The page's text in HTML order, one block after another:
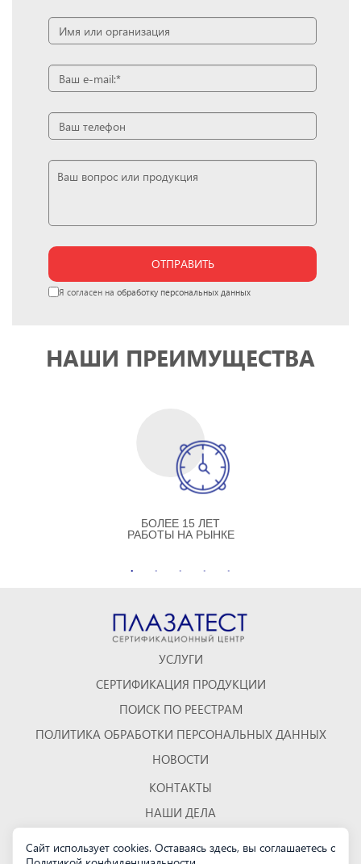
ОТПРАВИТЬ
Я согласен на обработку персональных данных
НАШИ ПРЕИМУЩЕСТВА
БОЛЕЕ 15 ЛЕТ
РАБОТЫ НА РЫНКЕ
УСЛУГИ
СЕРТИФИКАЦИЯ ПРОДУКЦИИ
ПОИСК ПО РЕЕСТРАМ
ПОЛИТИКА ОБРАБОТКИ ПЕРСОНАЛЬНЫХ ДАННЫХ
НОВОСТИ
КОНТАКТЫ
НАШИ ДЕЛА
Сайт использует cookies. Оставаясь здесь, вы соглашаетесь с